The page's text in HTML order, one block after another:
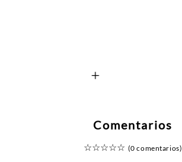
Comentarios
☆☆☆☆☆ (0 comentarios)